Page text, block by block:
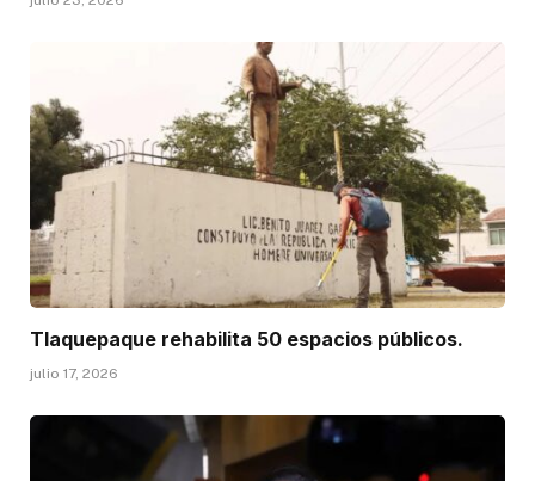
Tlaquepaque rehabilita 50 espacios públicos.
julio 17, 2026